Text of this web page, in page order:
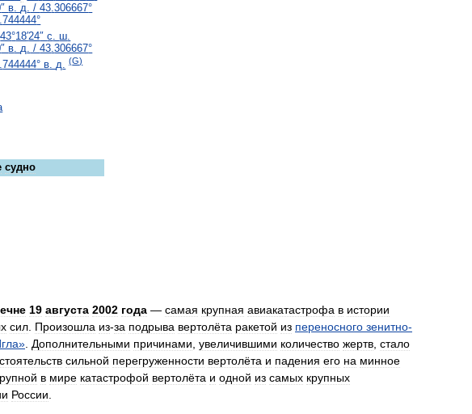
″ в.д. /43.306667°
. 744444°
43°18′24″с. ш.
″ в.д. /43.306667°
. 744444° в.д. (G)
судно
19 августа 2002 года — самая крупная авиакатастрофа в истории
сил Произошла из-за подрыва вертолёта ракетой из переносного зенитно-
» Дополнительными причинами увеличившими количество жертв стало
сильной перегруженности вертолёта и падения его на минное
в мире катастрофой вертолёта и одной из самых крупных
России